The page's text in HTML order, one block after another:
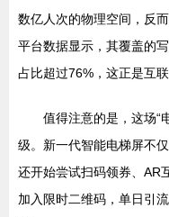
数亿人次的物理空间，反
平台数据显示，其覆盖的
占比超过76%，这正是互
值得注意的是，这场“
级。新一代智能电梯屏不
还开始尝试扫码领券、AR
加入限时二维码，单日引